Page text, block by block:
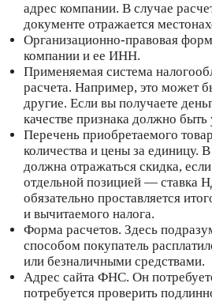
адрес компании. В случае
документе отражается
Организационно-правовая
компании и ее ИНН.
Применяемая система
расчета. Например, это может
другие. Если вы получаете
качестве признака должно
Перечень приобретаемого
количества и цены за единицу.
должна отражаться скидка,
отдельной позицией — ставка
обязательно проставляется
и вычитаемого налога.
Форма расчетов. Здесь
способом покупатель
или безналичными средствами.
Адрес сайта ФНС. Он
потребуется проверить